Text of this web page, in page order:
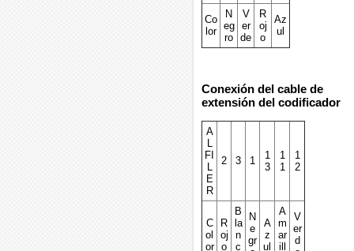
Co
lor
N
eg
ro
V
er
de
R
oj
o
Az
ul
Conexión del cable de
extensión del codificador
A
L
FI
L
E
R
2 3 1
1
3
1
1
1
2
C
ol
or
R
oj
o
B
la
n
c
N
e
gr
A
z
ul
A
m
ar
ill
V
er
d